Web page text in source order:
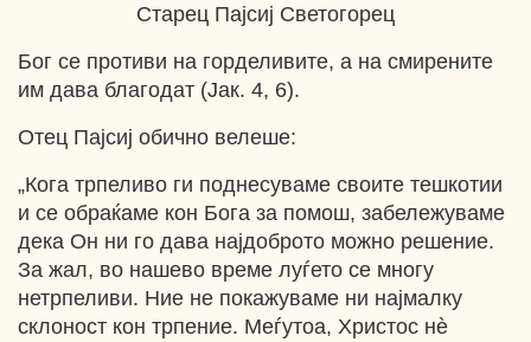
Старец Пајсиј Светогорец
Бог се противи на горделивите, а на смирените
им дава благодат (Јак. 4, 6).
Отец Пајсиј обично велеше:
„Кога трпеливо ги поднесуваме своите тешкотии
и се обраќаме кон Бога за помош, забележуваме
дека Он ни го дава најдоброто можно решение.
За жал, во нашево време луѓето се многу
нетрпеливи. Ние не покажуваме ни најмалку
склоност кон трпение. Меѓутоа, Христос нѐ